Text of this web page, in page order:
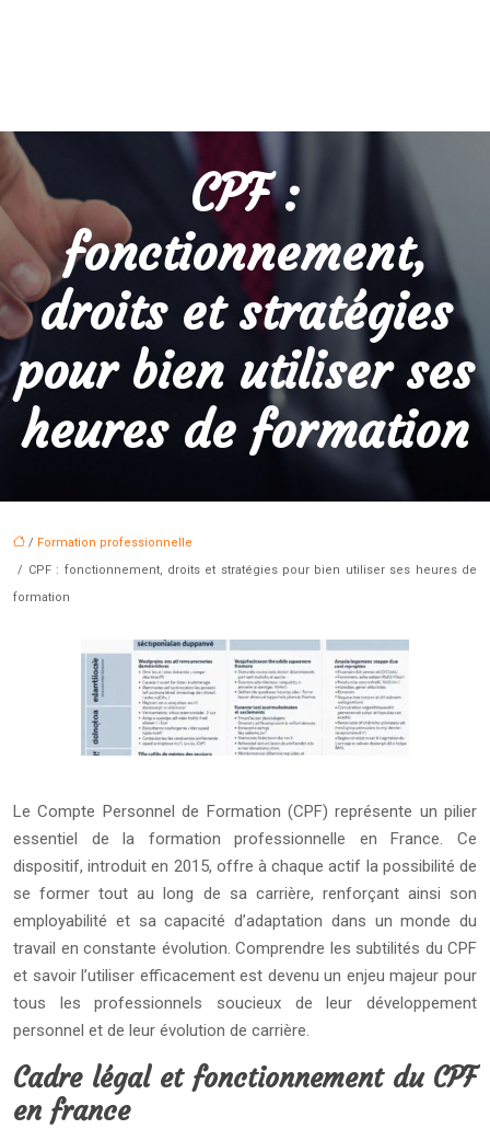
CPF :
fonctionnement,
droits et stratégies
pour bien utiliser ses
heures de formation
/ Formation professionnelle
/ CPF : fonctionnement, droits et stratégies pour bien utiliser ses heures de
formation
Le Compte Personnel de Formation (CPF) représente un pilier
essentiel de la formation professionnelle en France. Ce
dispositif, introduit en 2015, offre à chaque actif la possibilité de
se former tout au long de sa carrière, renforçant ainsi son
employabilité et sa capacité d’adaptation dans un monde du
travail en constante évolution. Comprendre les subtilités du CPF
et savoir l’utiliser efficacement est devenu un enjeu majeur pour
tous les professionnels soucieux de leur développement
personnel et de leur évolution de carrière.
Cadre légal et fonctionnement du CPF
en france